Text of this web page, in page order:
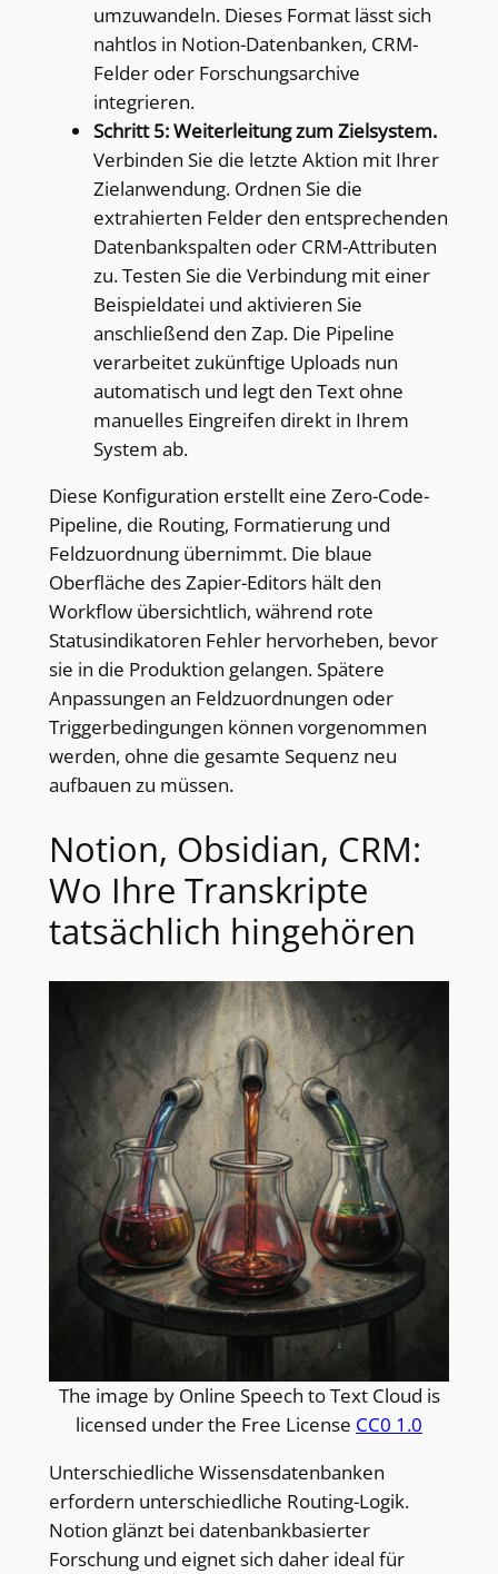
umzuwandeln. Dieses Format lässt sich
nahtlos in Notion-Datenbanken, CRM-
Felder oder Forschungsarchive
integrieren.
Schritt 5: Weiterleitung zum Zielsystem.
Verbinden Sie die letzte Aktion mit Ihrer
Zielanwendung. Ordnen Sie die
extrahierten Felder den entsprechenden
Datenbankspalten oder CRM-Attributen
zu. Testen Sie die Verbindung mit einer
Beispieldatei und aktivieren Sie
anschließend den Zap. Die Pipeline
verarbeitet zukünftige Uploads nun
automatisch und legt den Text ohne
manuelles Eingreifen direkt in Ihrem
System ab.
Diese Konfiguration erstellt eine Zero-Code-
Pipeline, die Routing, Formatierung und
Feldzuordnung übernimmt. Die blaue
Oberfläche des Zapier-Editors hält den
Workflow übersichtlich, während rote
Statusindikatoren Fehler hervorheben, bevor
sie in die Produktion gelangen. Spätere
Anpassungen an Feldzuordnungen oder
Triggerbedingungen können vorgenommen
werden, ohne die gesamte Sequenz neu
aufbauen zu müssen.
Notion, Obsidian, CRM:
Wo Ihre Transkripte
tatsächlich hingehören
The image by Online Speech to Text Cloud is
licensed under the Free License CC0 1.0
Unterschiedliche Wissensdatenbanken
erfordern unterschiedliche Routing-Logik.
Notion glänzt bei datenbankbasierter
Forschung und eignet sich daher ideal für